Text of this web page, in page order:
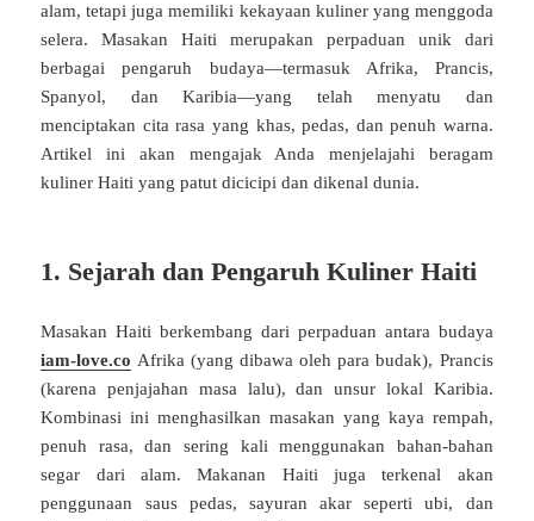
alam, tetapi juga memiliki kekayaan kuliner yang menggoda
selera. Masakan Haiti merupakan perpaduan unik dari
berbagai pengaruh budaya—termasuk Afrika, Prancis,
Spanyol, dan Karibia—yang telah menyatu dan
menciptakan cita rasa yang khas, pedas, dan penuh warna.
Artikel ini akan mengajak Anda menjelajahi beragam
kuliner Haiti yang patut dicicipi dan dikenal dunia.
1. Sejarah dan Pengaruh Kuliner Haiti
Masakan Haiti berkembang dari perpaduan antara budaya
iam-love.co Afrika (yang dibawa oleh para budak), Prancis
(karena penjajahan masa lalu), dan unsur lokal Karibia.
Kombinasi ini menghasilkan masakan yang kaya rempah,
penuh rasa, dan sering kali menggunakan bahan-bahan
segar dari alam. Makanan Haiti juga terkenal akan
penggunaan saus pedas, sayuran akar seperti ubi, dan